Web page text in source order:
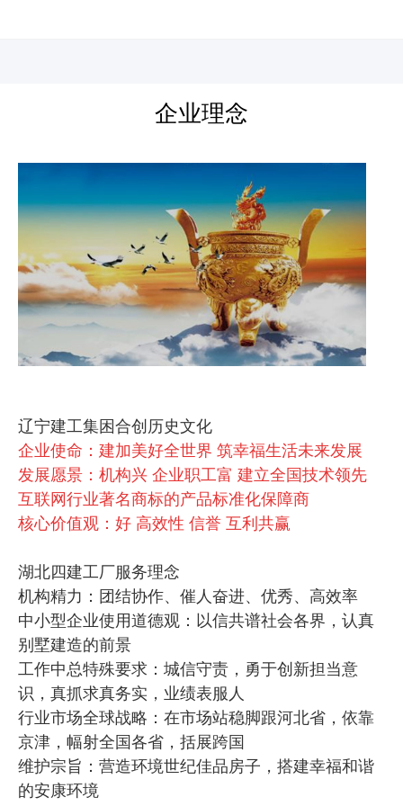
企业理念
辽宁建工集困合创历史文化
企业使命：建加美好全世界 筑幸福生活未来发展
发展愿景：机构兴 企业职工富 建立全国技术领先
互联网行业著名商标的产品标准化保障商
核心价值观：好 高效性 信誉 互利共赢
湖北四建工厂服务理念
机构精力：团结协作、催人奋进、优秀、高效率
中小型企业使用道德观：以信共谱社会各界，认真
别墅建造的前景
工作中总特殊要求：城信守责，勇于创新担当意
识，真抓求真务实，业绩表服人
行业市场全球战略：在市场站稳脚跟河北省，依靠
京津，幅射全国各省，括展跨国
维护宗旨：营造环境世纪佳品房子，搭建幸福和谐
的安康环境